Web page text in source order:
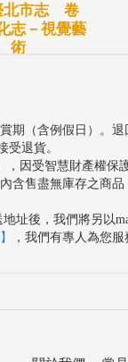
北市志 卷
志－視覺藝
術
期（含例假日）。
退貨。
因受智慧財產權
含售盡無庫存之商
址後，我們將另以
，我們有專人為您服